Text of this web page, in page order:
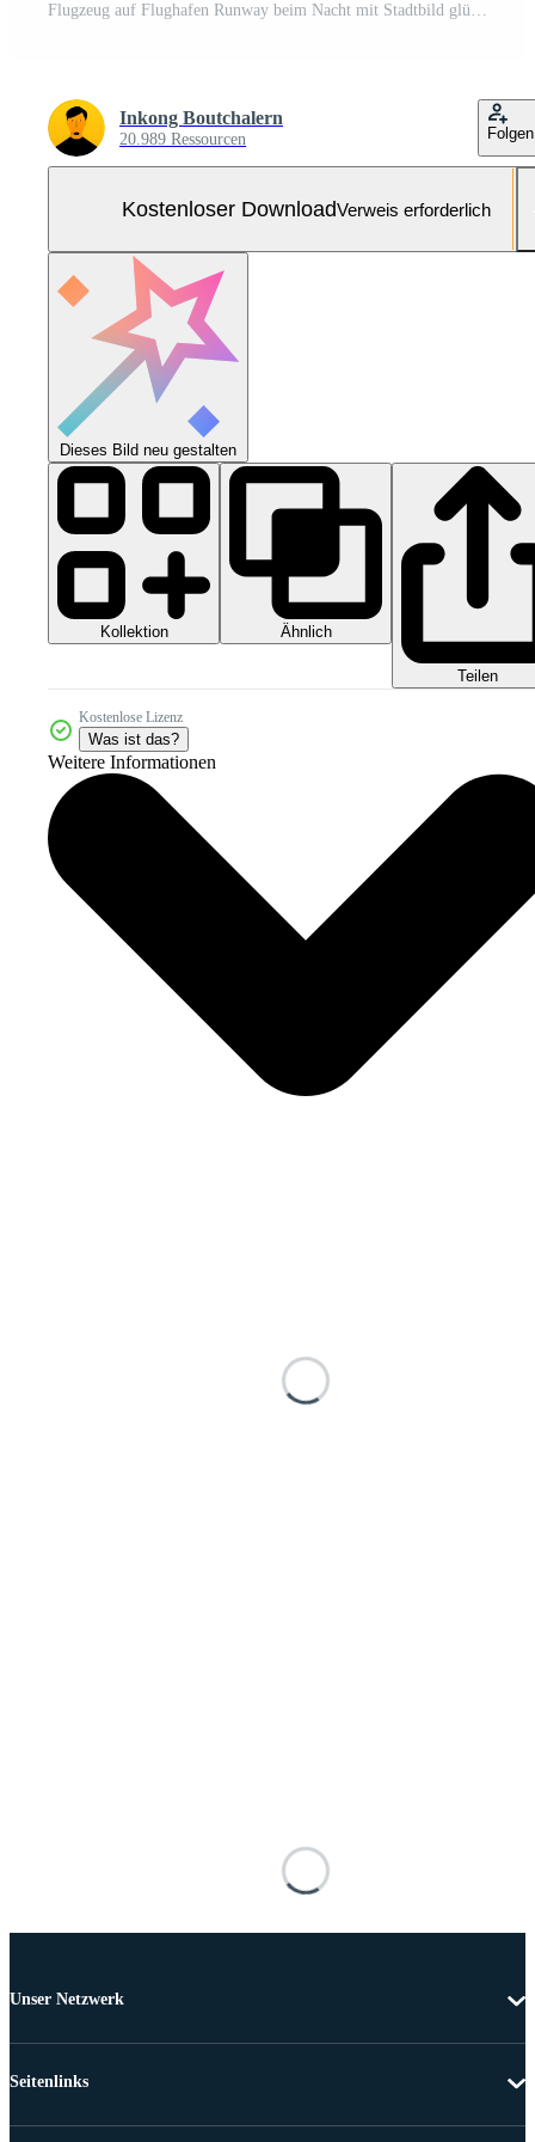
Flugzeug auf Flughafen Runway beim Nacht mit Stadtbild glühend Licht Hintergrund. generativ ai Kostenloses Foto
Inkong Boutchalern
20.989 Ressourcen Folgen
Kostenloser DownloadVerweis erforderlich
Dieses Bild neu gestalten
Kollektion Ähnlich
Teilen
Kostenlose Lizenz
Was ist das?
Weitere Informationen
Unser Netzwerk
Seitenlinks